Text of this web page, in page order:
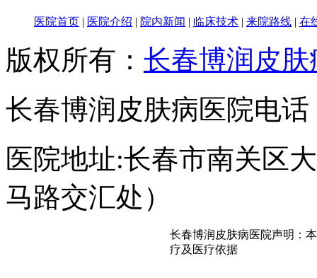
医院首页 | 医院介绍 | 院内新闻 | 临床技术 | 来院路线 | 在
版权所有： 长春博润皮肤
长春博润皮肤病医院电话
医院地址:长春市南关区
马路交汇处）
长春博润皮肤病医院声明：
疗及医疗依据